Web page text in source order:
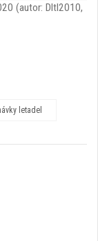
(autor: Dltl2010,
letadel